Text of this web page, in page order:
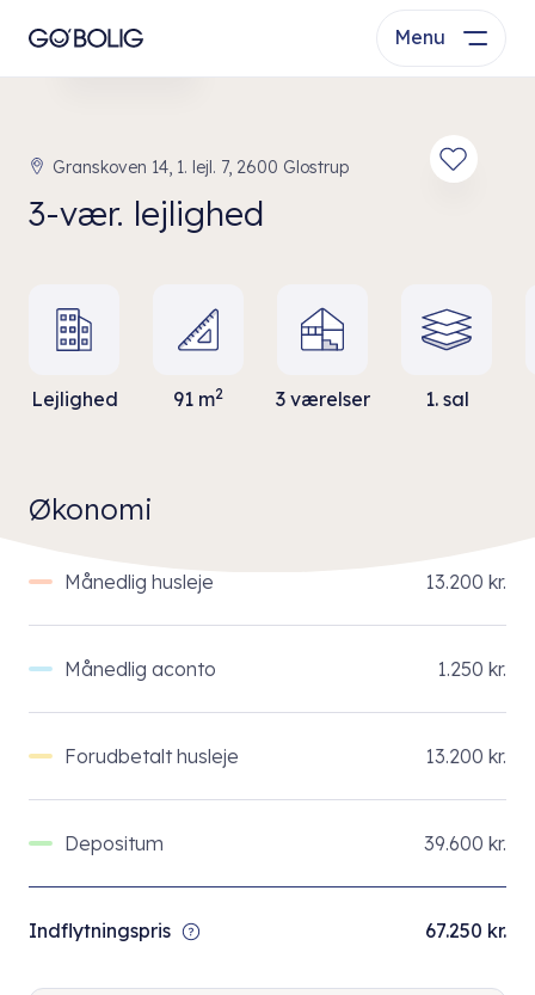
Menu
Se bolig
Granskoven 14, 1. lejl. 7, 2600 Glostrup
3-vær. lejlighed
Lejlighed 91 m2 3 værelser 1. sal
Økonomi
Månedlig husleje 13.200 kr.
Månedlig aconto 1.250 kr.
Forudbetalt husleje 13.200 kr.
Depositum 39.600 kr.
Indflytningspris 67.250 kr.